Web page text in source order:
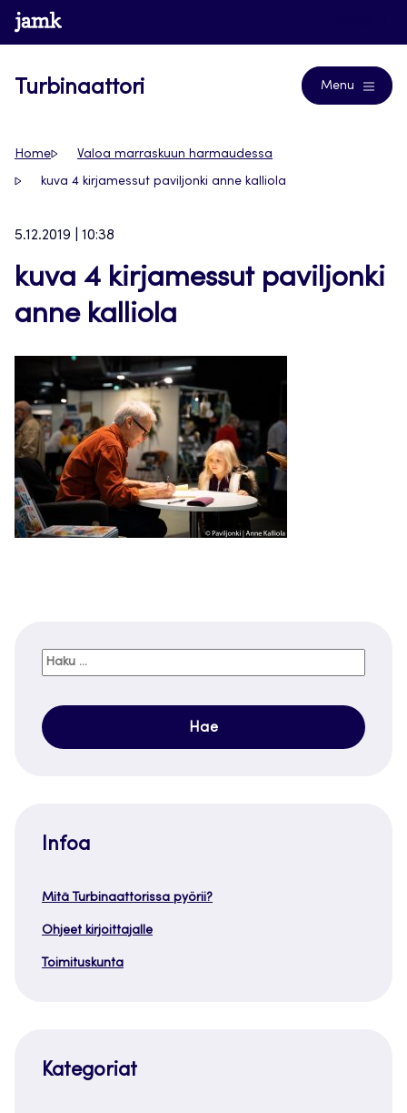
Siirry
suoraan
www.jamk.fi
Turbinaattori Menu
Home Valoa marraskuun harmaudessa
kuva 4 kirjamessut paviljonki anne kalliola
5.12.2019 | 10:38
kuva 4 kirjamessut paviljonki
anne kalliola
Haku:
Infoa
Mitä Turbinaattorissa pyörii?
Ohjeet kirjoittajalle
Toimituskunta
Kategoriat